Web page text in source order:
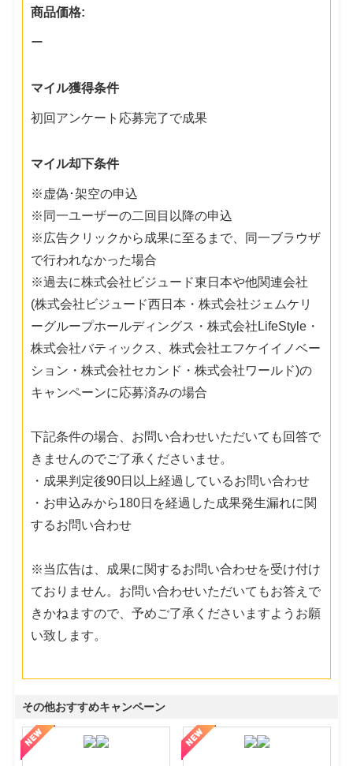
商品価格:
ー
マイル獲得条件
初回アンケート応募完了で成果
マイル却下条件
※虚偽･架空の申込
※同一ユーザーの二回目以降の申込
※広告クリックから成果に至るまで、同一ブラウザ
で行われなかった場合
※過去に株式会社ビジュード東日本や他関連会社
(株式会社ビジュード西日本・株式会社ジェムケリ
ーグループホールディングス・株式会社LifeStyle・
株式会社バティックス、株式会社エフケイイノベー
ション・株式会社セカンド・株式会社ワールド)の
キャンペーンに応募済みの場合
下記条件の場合、お問い合わせいただいても回答で
きませんのでご了承くださいませ。
・成果判定後90日以上経過しているお問い合わせ
・お申込みから180日を経過した成果発生漏れに関
するお問い合わせ
※当広告は、成果に関するお問い合わせを受け付け
ておりません。お問い合わせいただいてもお答えで
きかねますので、予めご了承くださいますようお願
い致します。
その他おすすめキャンペーン